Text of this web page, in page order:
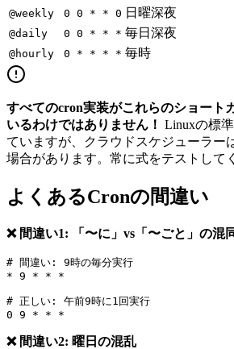
@weekly 0 0 * * 0 日曜深夜
@daily 0 0 * * * 毎日深夜
@hourly 0 * * * * 毎時
すべてのcron実装がこれらのショート
いるわけではありません！ Linuxの標
ていますが、クラウドスケジューラー
場合があります。常に式をテストして
よくあるCronの間違い
❌ 間違い1: 「〜に」vs「〜ごと」の混
# 間違い: 9時の毎分実行
* 9 * * *
# 正しい: 午前9時に1回実行
❌ 間違い2: 曜日の混乱